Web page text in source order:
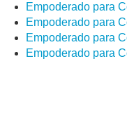
Empoderado para
Empoderado para
Empoderado para
Empoderado para